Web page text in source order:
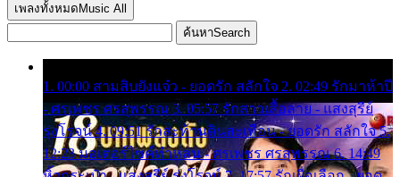
เพลงทั้งหมด Music All
ค้นหาSearch
1. 00:00 สามสิบยังแจ๋ว - ยอดรัก สลักใจ 2. 02:49 รักมาห้าปี
- ศรเพชร ศรสุพรรณ 3. 05:57 รักสาวเสื้อลาย - แสงสุรีย์
รุ่งโรจน์ 4. 09:51 รักสะท้านดินสะเทือน - ยอดรัก สลักใจ 5.
12:23 มอเตอร์ไซค์ทำหล่น - ศรเพชร ศรสุพรรณ 6. 14:49